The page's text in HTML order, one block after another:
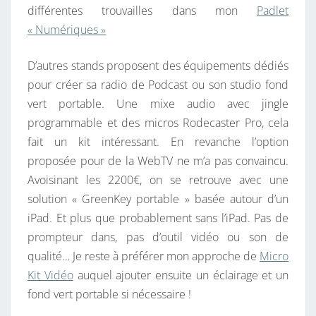
différentes trouvailles dans mon Padlet
« Numériques »
D’autres stands proposent des équipements dédiés
pour créer sa radio de Podcast ou son studio fond
vert portable. Une mixe audio avec jingle
programmable et des micros Rodecaster Pro, cela
fait un kit intéressant. En revanche l’option
proposée pour de la WebTV ne m’a pas convaincu.
Avoisinant les 2200€, on se retrouve avec une
solution « GreenKey portable » basée autour d’un
iPad. Et plus que probablement sans l’iPad. Pas de
prompteur dans, pas d’outil vidéo ou son de
qualité… Je reste à préférer mon approche de Micro
Kit Vidéoauquel ajouter ensuite un éclairage et un
fond vert portable si nécessaire !